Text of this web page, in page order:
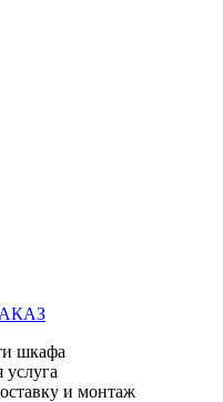
шкафа
услуга
и монтаж